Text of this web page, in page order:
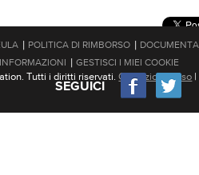
| POLITICA DI RIMBORSO |
| GESTISCI I MIEI COOKIE
Tutti i diritti riservati.Condizioni d'uso |
SEGUICI